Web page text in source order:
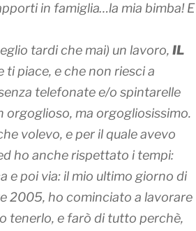
in famiglia…la mia bimba! E
tardi che mai) un lavoro, IL
ti piace, e che non riesci a
telefonate e/o spintarelle
orgoglioso, ma orgogliosissimo.
volevo, e per il quale avevo
ho anche rispettato i tempi:
e poi via: il mio ultimo giorno di
2005, ho cominciato a lavorare
tenerlo, e farò di tutto perchè,